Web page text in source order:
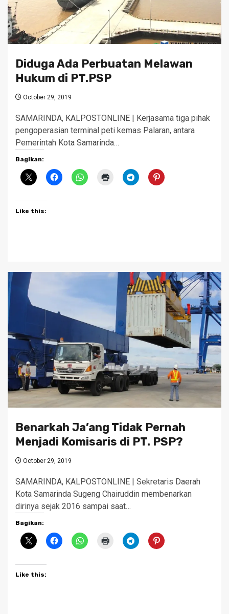
Diduga Ada Perbuatan Melawan
Hukum di PT.PSP
October 29, 2019
SAMARINDA, KALPOSTONLINE | Kerjasama tiga pihak
pengoperasian terminal peti kemas Palaran, antara
Pemerintah Kota Samarinda…
Bagikan:
Like this:
Benarkah Ja’ang Tidak Pernah
Menjadi Komisaris di PT. PSP?
October 29, 2019
SAMARINDA, KALPOSTONLINE | Sekretaris Daerah
Kota Samarinda Sugeng Chairuddin membenarkan
dirinya sejak 2016 sampai saat…
Bagikan:
Like this: